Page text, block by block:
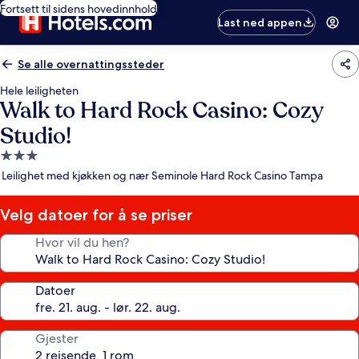
Fortsett til sidens hovedinnhold
Last ned appen
Se alle overnattingssteder
Hele leiligheten
Walk to Hard Rock Casino: Cozy
Studio!
Overnattingssted
med
stjerner
Leilighet med kjøkken og nær Seminole Hard Rock Casino Tampa
Velg datoer for å se priser
Hvor vil du hen?
Datoer
Gjester